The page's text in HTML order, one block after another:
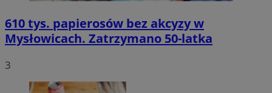
610 tys. papierosów bez akcyzy w
Mysłowicach. Zatrzymano 50-latka
3